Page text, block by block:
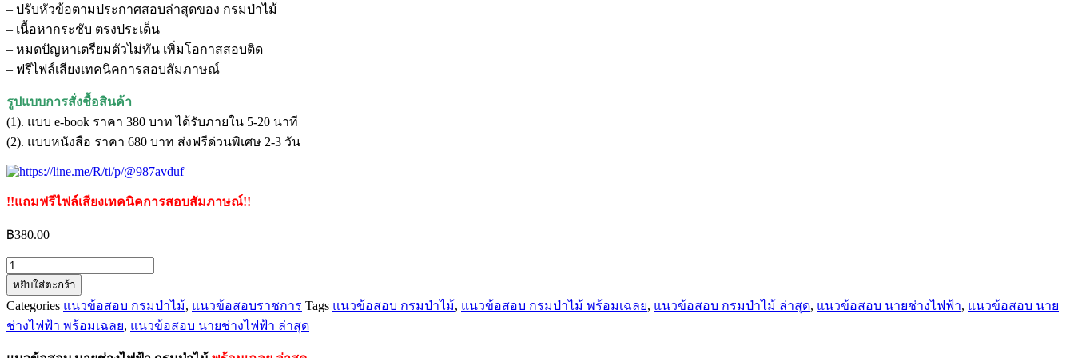
– ปรับหัวข้อตามประกาศสอบล่าสุดของ กรมป่าไม้
– เนื้อหากระชับ ตรงประเด็น
– หมดปัญหาเตรียมตัวไม่ทัน เพิ่มโอกาสสอบติด
– ฟรีไฟล์เสียงเทคนิคการสอบสัมภาษณ์
รูปแบบการสั่งชื้อสินค้า
(1). แบบ e-book ราคา 380 บาท ได้รับภายใน 5-20 นาที
(2). แบบหนังสือ ราคา 680 บาท ส่งฟรีด่วนพิเศษ 2-3 วัน
!!แถมฟรีไฟล์เสียงเทคนิคการสอบสัมภาษณ์!!
฿380.00
จำนวน
แนว
ข้อสอบ
นาย
หยิบใส่ตะกร้า
Categories แนวข้อสอบ กรมป่าไม้, แนวข้อสอบราชการ Tags แนวข้อสอบ กรมป่าไม้, แนวข้อสอบ กรมป่าไม้ พร้อมเฉลย, แนวข้อสอบ กรมป่าไม้ ล่าสุด, แนวข้อสอบ นายช่างไฟฟ้า, แนวข้อสอบ นาย
ช่างไฟฟ้า พร้อมเฉลย, แนวข้อสอบ นายช่างไฟฟ้า ล่าสุด